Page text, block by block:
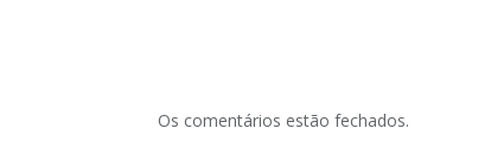
Os comentários estão fechados.